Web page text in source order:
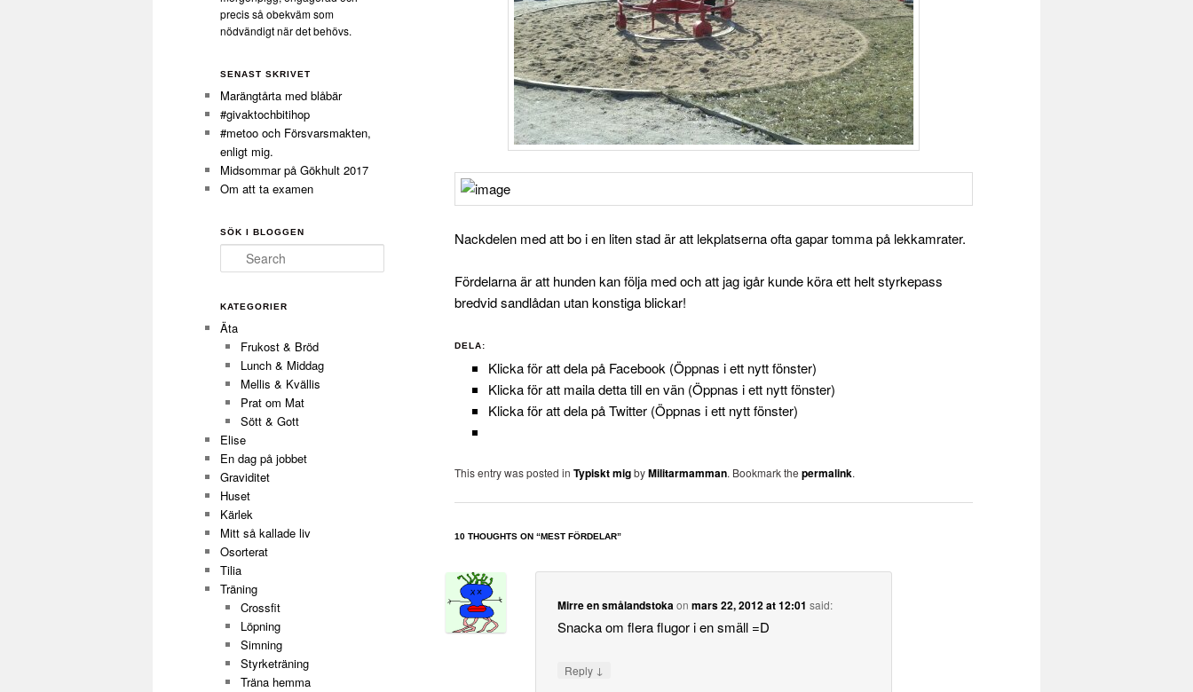
Nackdelen med att bo i en liten stad är att lekplatserna ofta gapar tomma på lekkamrater.
Fördelarna är att hunden kan följa med och att jag igår kunde köra ett helt styrkepass
bredvid sandlådan utan konstiga blickar!
DELA:
Klicka för att dela på Facebook (Öppnas i ett nytt fönster)
Klicka för att maila detta till en vän (Öppnas i ett nytt fönster)
Klicka för att dela på Twitter (Öppnas i ett nytt fönster)
This entry was posted in Typiskt migbyMilitarmamman. Bookmark the permalink.
10 THOUGHTS ON “MEST FÖRDELAR”
Mirre en smålandstokaonmars 22, 2012 at 12:01 said:
Snacka om flera flugor i en smäll =D
Reply ↓
precis så obekväm som
nödvändigt när det behövs.
SENAST SKRIVET
Marängtårta med blåbär
#givaktochbitihop
#metoo och Försvarsmakten,
enligt mig.
Midsommar på Gökhult 2017
Om att ta examen
SÖK I BLOGGEN
Search
KATEGORIER
Äta
Frukost & Bröd
Lunch & Middag
Mellis & Kvällis
Prat om Mat
Sött & Gott
Elise
En dag på jobbet
Graviditet
Huset
Kärlek
Mitt så kallade liv
Osorterat
Tilia
Träning
Crossfit
Löpning
Simning
Styrketräning
Träna hemma